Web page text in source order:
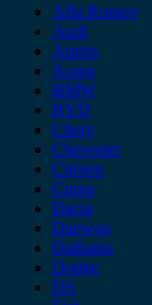
Alfa Romeo
Audi
Austin
Acura
BMW
BYD
Chery
Chevrolet
Citroen
Cupra
Dacia
Daewoo
Daihatsu
Dodge
DS